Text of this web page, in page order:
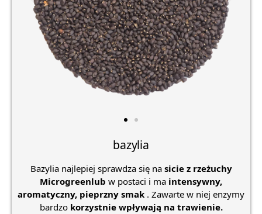
bazylia
Bazylia najlepiej sprawdza się na sicie z rzeżuchy
Microgreenlub w postaci i ma intensywny,
aromatyczny, pieprzny smak . Zawarte w niej enzymy
bardzo korzystnie wpływają na trawienie.